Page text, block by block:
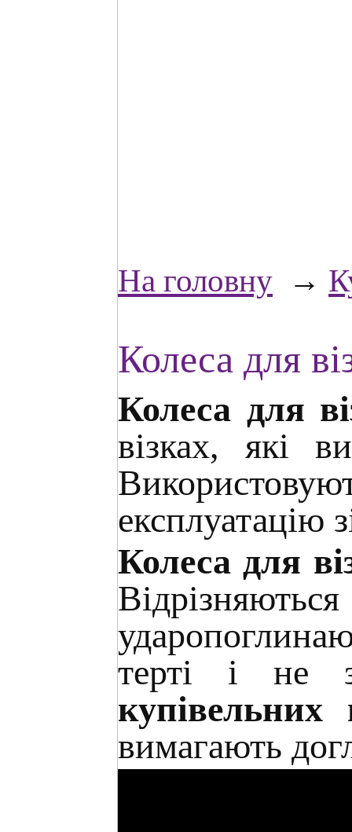
На головну →
Колеса для
Колеса для
візках, які
експлуатацію
Колеса для
терті і не
купівельних
вимагають